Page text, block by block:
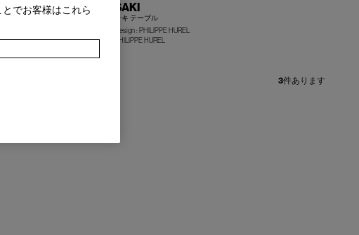
+
SAKI
サキ テーブル
Design : PHILIPPE HUREL
PHILIPPE HUREL
3件あります
でお客様はこれら